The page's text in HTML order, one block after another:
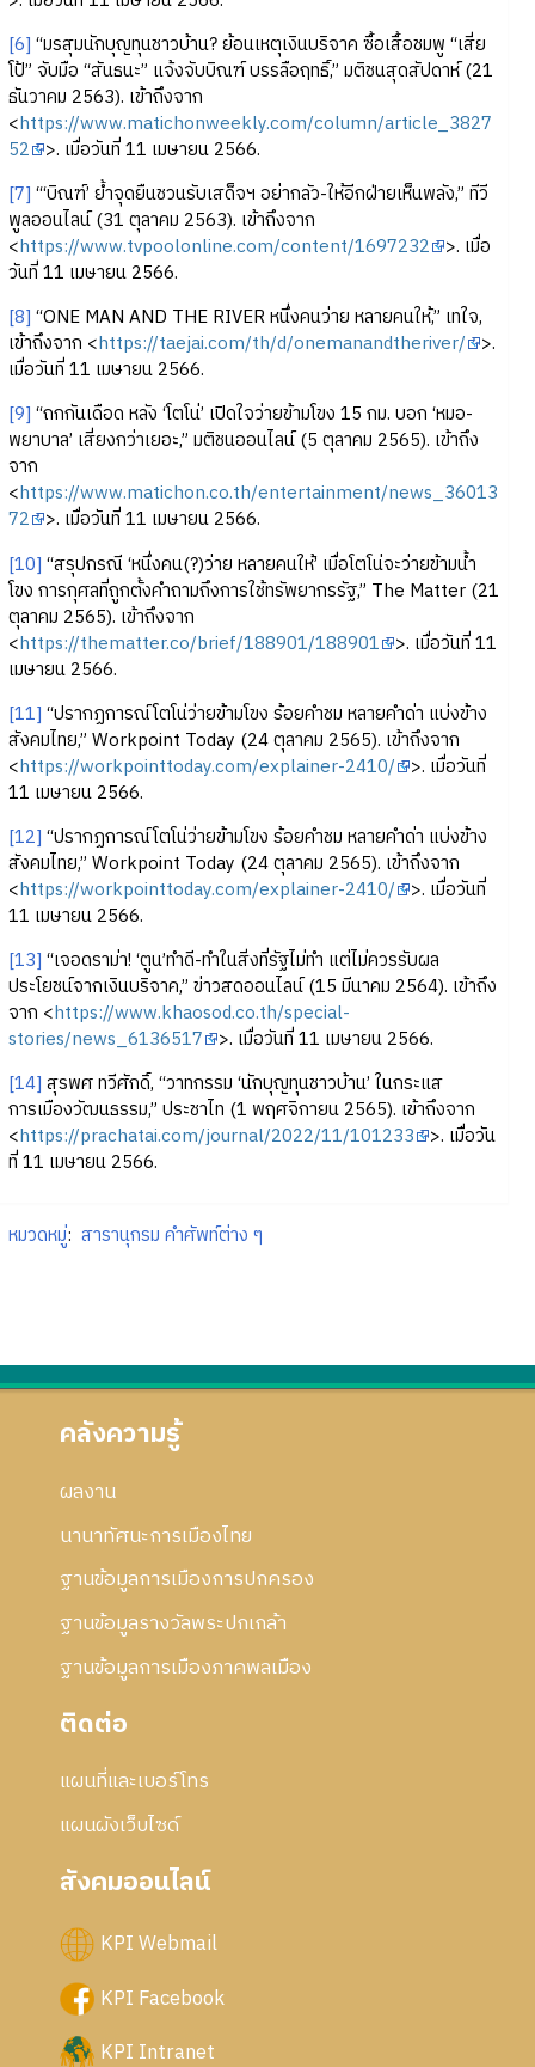
[6] “มรสุมนักบุญทุนชาวบ้าน? ย้อนเหตุเงินบริจาค ซื้อเสื้อชมพู “เสี่ย
โป้” จับมือ “สันธนะ” แจ้งจับบิณฑ์ บรรลือฤทธิ์,” มติชนสุดสัปดาห์ (21
ธันวาคม 2563). เข้าถึงจาก
<https://www.matichonweekly.com/column/article_3827
52 >. เมื่อวันที่ 11 เมษายน 2566.
[7] “‘บิณฑ์’ ย้ำจุดยืนชวนรับเสด็จฯ อย่ากลัว-ให้อีกฝ่ายเห็นพลัง,” ทีวี
พูลออนไลน์ (31 ตุลาคม 2563). เข้าถึงจาก
<https://www.tvpoolonline.com/content/1697232 >. เมื่อ
วันที่ 11 เมษายน 2566.
[8] “ONE MAN AND THE RIVER หนึ่งคนว่าย หลายคนให้,” เทใจ,
เข้าถึงจาก <https://taejai.com/th/d/onemanandtheriver/ >.
เมื่อวันที่ 11 เมษายน 2566.
[9] “ถกกันเดือด หลัง ‘โตโน่’ เปิดใจว่ายข้ามโขง 15 กม. บอก ‘หมอ-
พยาบาล’ เสี่ยงกว่าเยอะ,” มติชนออนไลน์ (5 ตุลาคม 2565). เข้าถึง
จาก
<https://www.matichon.co.th/entertainment/news_36013
72 >. เมื่อวันที่ 11 เมษายน 2566.
[10] “สรุปกรณี ‘หนึ่งคน(?)ว่าย หลายคนให้’ เมื่อโตโน่จะว่ายข้ามน้ำ
โขง การกุศลที่ถูกตั้งคำถามถึงการใช้ทรัพยากรรัฐ,” The Matter (21
ตุลาคม 2565). เข้าถึงจาก
<https://thematter.co/brief/188901/188901 >. เมื่อวันที่ 11
เมษายน 2566.
[11] “ปรากฏการณ์โตโน่ว่ายข้ามโขง ร้อยคำชม หลายคำด่า แบ่งข้าง
สังคมไทย,” Workpoint Today (24 ตุลาคม 2565). เข้าถึงจาก
<https://workpointtoday.com/explainer-2410/ >. เมื่อวันที่
11 เมษายน 2566.
[12] “ปรากฏการณ์โตโน่ว่ายข้ามโขง ร้อยคำชม หลายคำด่า แบ่งข้าง
สังคมไทย,” Workpoint Today (24 ตุลาคม 2565). เข้าถึงจาก
<https://workpointtoday.com/explainer-2410/ >. เมื่อวันที่
11 เมษายน 2566.
[13] “เจอดราม่า! ‘ตูน’ทำดี-ทำในสิ่งที่รัฐไม่ทำ แต่ไม่ควรรับผล
ประโยชน์จากเงินบริจาค,” ข่าวสดออนไลน์ (15 มีนาคม 2564). เข้าถึง
จาก <https://www.khaosod.co.th/special-
stories/news_6136517 >. เมื่อวันที่ 11 เมษายน 2566.
[14] สุรพศ ทวีศักดิ์, “วาทกรรม ‘นักบุญทุนชาวบ้าน’ ในกระแส
การเมืองวัฒนธรรม,” ประชาไท (1 พฤศจิกายน 2565). เข้าถึงจาก
<https://prachatai.com/journal/2022/11/101233 >. เมื่อวัน
ที่ 11 เมษายน 2566.
หมวดหมู่: สารานุกรม คำศัพท์ต่าง ๆ
คลังความรู้
ผลงาน
นานาทัศนะการเมืองไทย
ฐานข้อมูลการเมืองการปกครอง
ฐานข้อมูลรางวัลพระปกเกล้า
ฐานข้อมูลการเมืองภาคพลเมือง
ติดต่อ
แผนที่และเบอร์โทร
แผนผังเว็บไซด์
สังคมออนไลน์
KPI Webmail
KPI Facebook
KPI Intranet